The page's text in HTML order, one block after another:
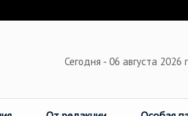
Сегодня - 06 августа 2026 г